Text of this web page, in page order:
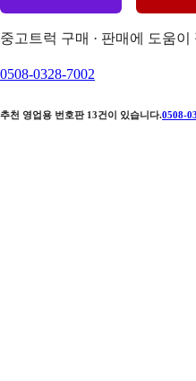
중고트럭 구매 · 판매에 도움이
0508-0328-7002
추천 영업용 번호판 13건이 있습니다.0508-